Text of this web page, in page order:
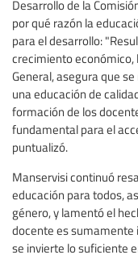
Desarrollo de la
por qué razón la
para el desarrollo:
crecimiento económico,
General, asegura que
una educación de
formación de los
fundamental para el
puntualizó.
Manservisi continuó
educación para todos,
género, y lamentó el
docente es
se invierte lo suficiente